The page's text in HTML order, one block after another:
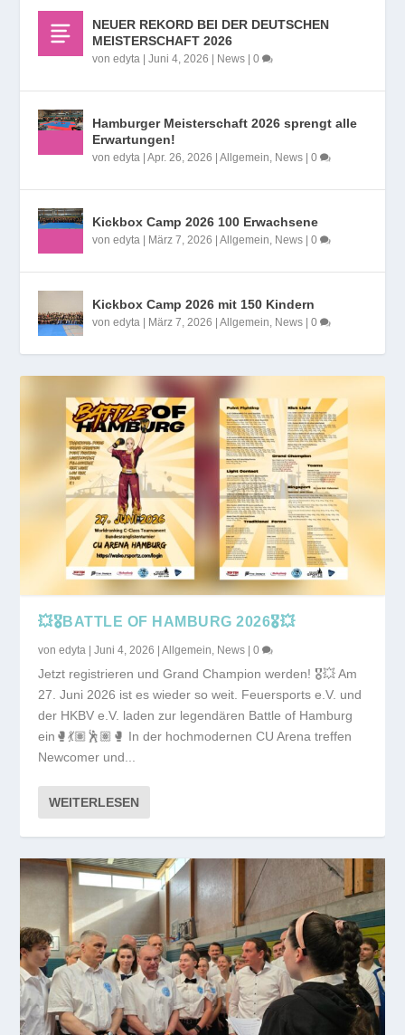
NEUER REKORD BEI DER DEUTSCHEN
MEISTERSCHAFT 2026
vonedyta |Juni 4, 2026 | News |0
Hamburger Meisterschaft 2026 sprengt alle
Erwartungen!
vonedyta |Apr. 26, 2026 |Allgemein News |0
Kickbox Camp 2026 100 Erwachsene
vonedyta | März 7, 2026 |Allgemein News |0
Kickbox Camp 2026 mit 150 Kindern
vonedyta | März 7, 2026 |Allgemein News |0
💥🎖️BATTLE OF HAMBURG 2026🎖️💥
vonedyta |Juni 4, 2026 |Allgemein News |0
Jetzt registrieren und Grand Champion werden! 🎖️💥 Am
27. Juni 2026 ist es wieder so weit. Feuersports e.V. und
der HKBV e.V. laden zur legendären Battle of Hamburg
ein🥊💃🏽🕺🏽🥊 In der hochmodernen CU Arena treffen
Newcomer und...
WEITERLESEN